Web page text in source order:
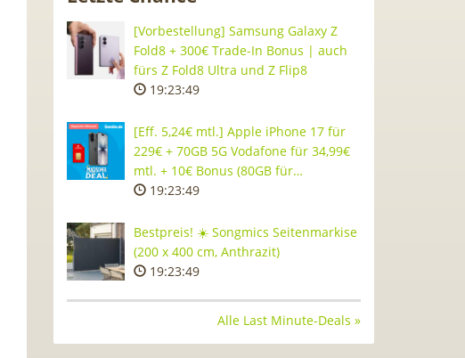
[Vorbestellung] Samsung Galaxy Z
Fold8 + 300€ Trade-In Bonus | auch
fürs Z Fold8 Ultra und Z Flip8
19:23:48
[Eff. 5,24€ mtl.] Apple iPhone 17 für
229€ + 70GB 5G Vodafone für 34,99€
mtl. + 10€ Bonus (80GB für…
19:23:48
Bestpreis! ☀️ Songmics Seitenmarkise
(200 x 400 cm, Anthrazit)
19:23:48
Alle Last Minute-Deals »